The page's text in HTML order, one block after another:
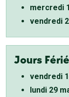
mercredi
vendredi
Jours
vendredi 1
lundi 29